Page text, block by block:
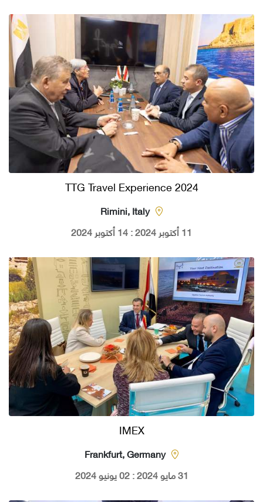
TTG Travel Experience 2024
Rimini, Italy
11 أكتوبر 2024 : 14 أكتوبر 2024
IMEX
Frankfurt, Germany
31 مايو 2024 : 02 يونيو 2024